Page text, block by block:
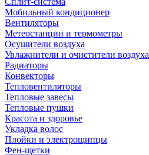
Мобильный кондиционер
Вентиляторы
Метеостанции и термометры
Осушители воздуха
Увлажнители и очистители воздуха
Радиаторы
Конвекторы
Тепловентиляторы
Тепловые завесы
Тепловые пушки
Красота и здоровье
Укладка волос
Плойки и электрощипцы
Фен-щетки